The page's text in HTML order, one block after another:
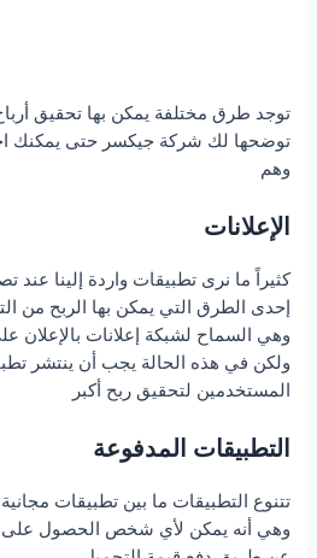
توضحها لك شركة جيكسر حتى يمكنك
وهم
الإعلانات
إحدى الطرق التي يمكن بها الربح من
ولكن في هذه الحالة يجب أن ينتشر
المستخدمين لتحقيق ربح أكبر
التطبيقات المدفوعة
وهي أنه يمكن لأي شخص الحصول على